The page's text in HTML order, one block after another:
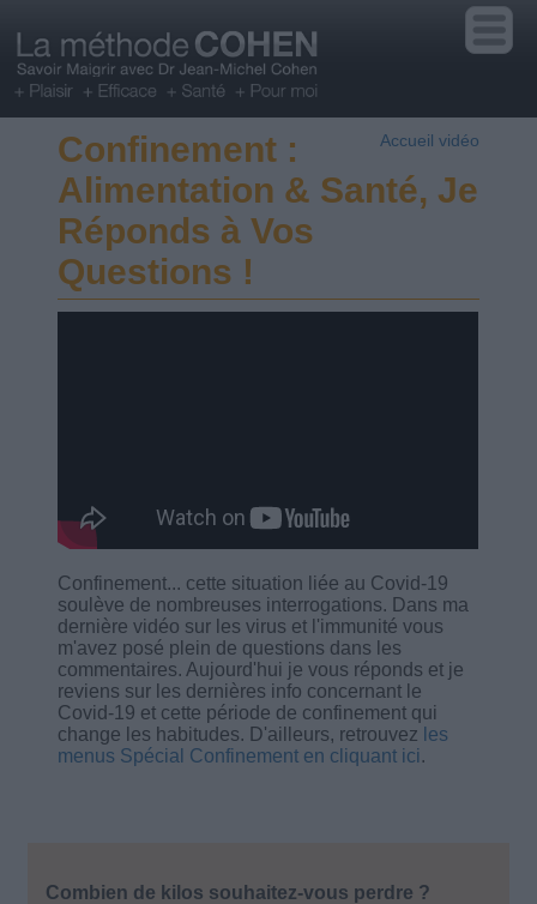
Accueil vidéo
Confinement :
Alimentation & Santé, Je
Réponds à Vos
Questions !
Confinement... cette situation liée au Covid-19
soulève de nombreuses interrogations. Dans ma
dernière vidéo sur les virus et l'immunité vous
m'avez posé plein de questions dans les
commentaires. Aujourd'hui je vous réponds et je
reviens sur les dernières info concernant le
Covid-19 et cette période de confinement qui
change les habitudes. D'ailleurs, retrouvez les
menus Spécial Confinement en cliquant ici.
Combien de kilos souhaitez-vous perdre ?